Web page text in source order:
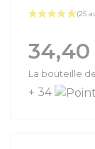
Prix
La bouteille de
+ 34